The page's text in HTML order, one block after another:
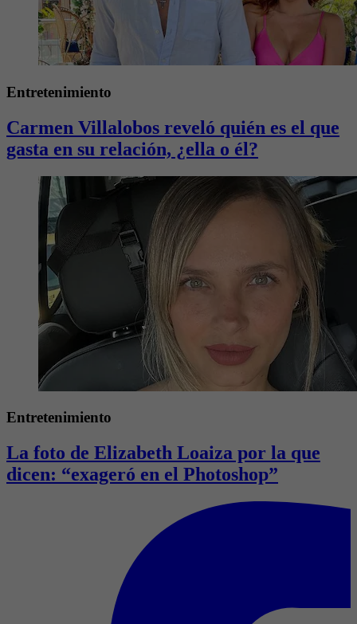
Entretenimiento
Carmen Villalobos reveló quién es el que
gasta en su relación, ¿ella o él?
Entretenimiento
La foto de Elizabeth Loaiza por la que
dicen: “exageró en el Photoshop”